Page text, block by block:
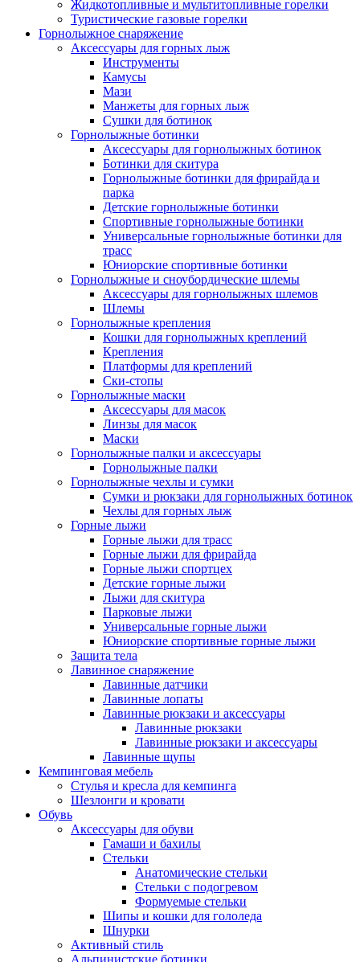
Жидкотопливные и мультитопливные горелки
Туристические газовые горелки
Горнолыжное снаряжение
Аксессуары для горных лыж
Инструменты
Камусы
Мази
Манжеты для горных лыж
Сушки для ботинок
Горнолыжные ботинки
Аксессуары для горнолыжных ботинок
Ботинки для скитура
Горнолыжные ботинки для фрирайда и
парка
Детские горнолыжные ботинки
Спортивные горнолыжные ботинки
Универсальные горнолыжные ботинки для
трасс
Юниорские спортивные ботинки
Горнолыжные и сноубордические шлемы
Аксессуары для горнолыжных шлемов
Шлемы
Горнолыжные крепления
Кошки для горнолыжных креплений
Крепления
Платформы для креплений
Ски-стопы
Горнолыжные маски
Аксессуары для масок
Линзы для масок
Маски
Горнолыжные палки и аксессуары
Горнолыжные палки
Горнолыжные чехлы и сумки
Сумки и рюкзаки для горнолыжных ботинок
Чехлы для горных лыж
Горные лыжи
Горные лыжи для трасс
Горные лыжи для фрирайда
Горные лыжи спортцех
Детские горные лыжи
Лыжи для скитура
Парковые лыжи
Универсальные горные лыжи
Юниорские спортивные горные лыжи
Защита тела
Лавинное снаряжение
Лавинные датчики
Лавинные лопаты
Лавинные рюкзаки и аксессуары
Лавинные рюкзаки
Лавинные рюкзаки и аксессуары
Лавинные щупы
Кемпинговая мебель
Стулья и кресла для кемпинга
Шезлонги и кровати
Обувь
Аксессуары для обуви
Гамаши и бахилы
Стельки
Анатомические стельки
Стельки с подогревом
Формуемые стельки
Шипы и кошки для гололеда
Шнурки
Активный стиль
Альпинистские ботинки